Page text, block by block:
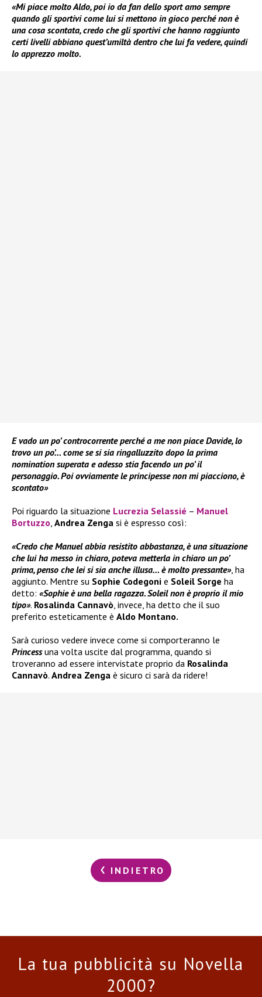
«Mi piace molto Aldo, poi io da fan dello sport amo sempre
quando gli sportivi come lui si mettono in gioco perché non è
una cosa scontata, credo che gli sportivi che hanno raggiunto
certi livelli abbiano quest’umiltà dentro che lui fa vedere, quindi
lo apprezzo molto.
E vado un po’ controcorrente perché a me non piace Davide, lo
trovo un po’… come se si sia ringalluzzito dopo la prima
nomination superata e adesso stia facendo un po’ il
personaggio. Poi ovviamente le principesse non mi piacciono, è
scontato»
Poi riguardo la situazione Lucrezia Selassié – Manuel
Bortuzzo, Andrea Zenga si è espresso così:
«Credo che Manuel abbia resistito abbastanza, è una situazione
che lui ha messo in chiaro, poteva metterla in chiaro un po’
prima, penso che lei si sia anche illusa… è molto pressante», ha
aggiunto. Mentre su Sophie Codegoni e Soleil Sorge ha
detto: «Sophie è una bella ragazza. Soleil non è proprio il mio
tipo». Rosalinda Cannavò, invece, ha detto che il suo
preferito esteticamente è Aldo Montano.
Sarà curioso vedere invece come si comporteranno le
Princessuna volta uscite dal programma, quando si
troveranno ad essere intervistate proprio da Rosalinda
Cannavò. Andrea Zenga è sicuro ci sarà da ridere!
INDIETRO
La tua pubblicità su Novella
2000?